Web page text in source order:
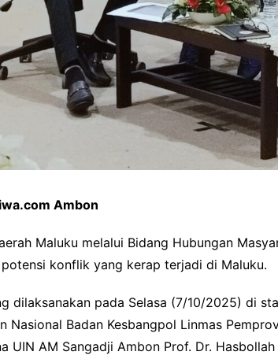
Ambon
Maluku melalui Bidang Hubungan
konflik yang kerap terjadi di Maluku.
dilaksanakan pada Selasa (7/10/2025) di
Nasional Badan Kesbangpol Linmas
UIN AM Sangadji Ambon Prof. Dr.